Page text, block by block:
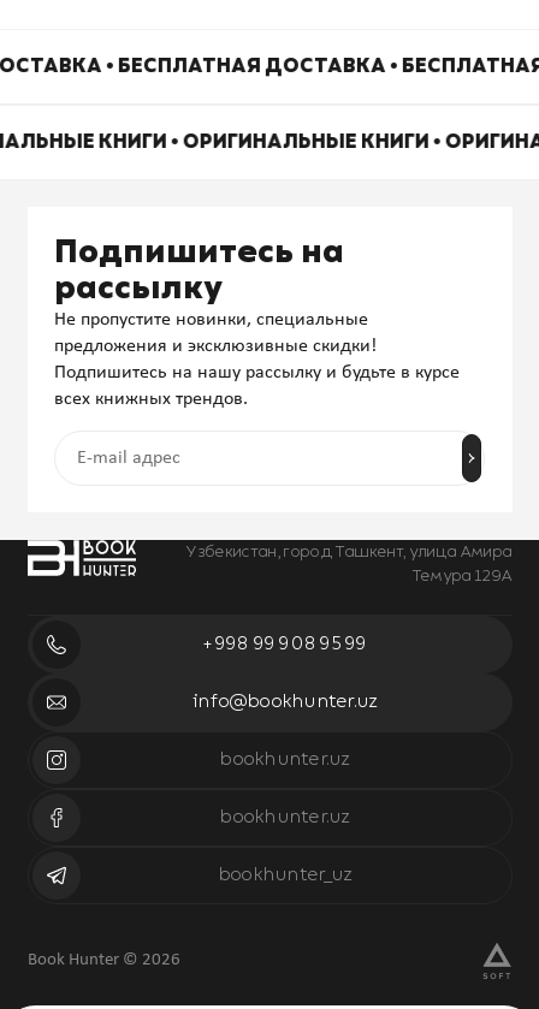
• БЕСПЛАТНАЯ ДОСТАВКА •
КНИГИ • ОРИГИНАЛЬНЫЕ КНИГИ •
Узбекистан, город Ташкент, улица Амира
Темура 129А
+998 99 908 95 99
info@bookhunter.uz
bookhunter.uz
bookhunter.uz
bookhunter_uz
Подпишитесь на
рассылку
Не пропустите новинки, специальные
предложения и эксклюзивные скидки!
Подпишитесь на нашу рассылку и будьте в курсе
всех книжных трендов.
Book Hunter © 2026